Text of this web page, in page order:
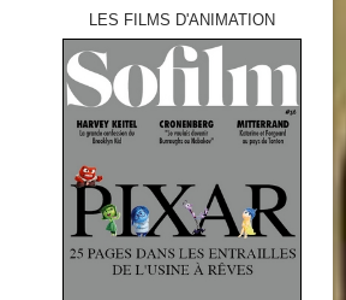
LES FILMS D'ANIMATION